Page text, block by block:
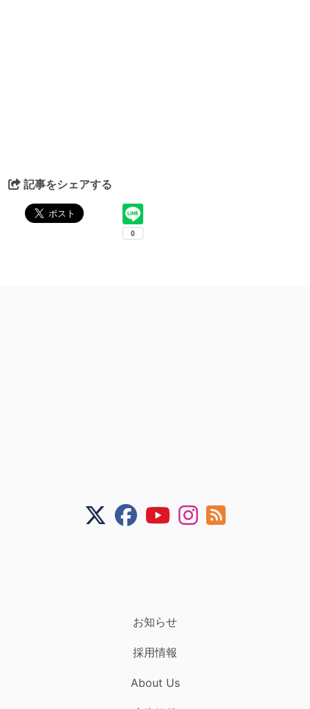
記事をシェアする
お知らせ
採用情報
About Us